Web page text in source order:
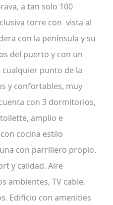
a tan solo 100
torre con vista al
con la península y su
del puerto y con un
punto de la
y confortables, muy
con 3 dormitorios,
amplio e
cocina estilo
con parrillero propio.
y calidad. Aire
ambientes, TV cable,
Edificio con amenities